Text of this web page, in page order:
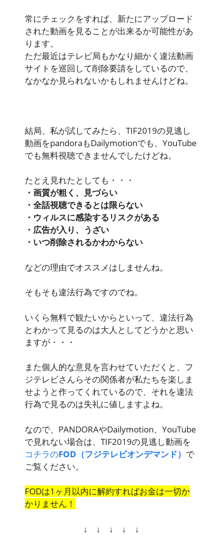
常にチェックをすれば、新たにアップロード
された動画を見ることが出来るか可能性があ
ります。
ただ最近はテレビ局もかなり細かく違法動画
サイトを巡回して削除要請をしているので、
なかなか見られないかもしれませんけどね。
結局、私が試してみたら、 TIF2019の見逃し
動画をpandoraもDailymotionでも、YouTube
でも無料視聴できませんでしたけどね。
たとえ見れたとしても・・・
・画質が粗く、見づらい
・全話視聴できるとは限らない
・ウィルスに感染するリスクがある
・広告が入り、うざい
・いつ削除されるかわからない
などの理由でオススメはしませんね。
そもそも違法行為ですのでね。
いくら無料で観たいからといって、違法行為
とわかって見るのは大人としてどうかと思い
ますが・・・
また個人的な意見を言わせていただくと、フ
ジテレビさんらその関係者が私たちを楽しま
せようと作ってくれているので、それを違法
行為で見るのは失礼に値しますよね。
なので、PANDORAやDailymotion、YouTube
で見れない場合は、TIF2019の見逃し動画を
コチラのFOD（フジテレビオンデマンド） で
ご覧ください。
FODは1ヶ月以内に解約すればお金は一切か
かりません！
↓ ↓ ↓ ↓ ↓